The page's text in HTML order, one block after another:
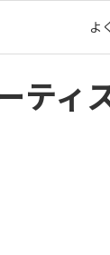
よ
ティ